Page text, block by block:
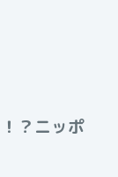
？ニッポ